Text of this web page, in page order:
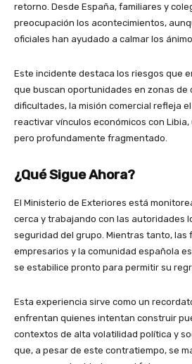
retorno. Desde España, familiares y
preocupación los acontecimientos,
oficiales han ayudado a calmar los
Este incidente destaca los riesgos que
que buscan oportunidades en zonas de
dificultades, la misión comercial refleja
reactivar vínculos económicos con
pero profundamente fragmentado.
¿Qué Sigue Ahora?
El Ministerio de Exteriores está
cerca y trabajando con las autoridades
seguridad del grupo. Mientras tanto, las
empresarios y la comunidad española
se estabilice pronto para permitir su
Esta experiencia sirve como un
enfrentan quienes intentan construir
contextos de alta volatilidad política y
que, a pesar de este contratiempo, se